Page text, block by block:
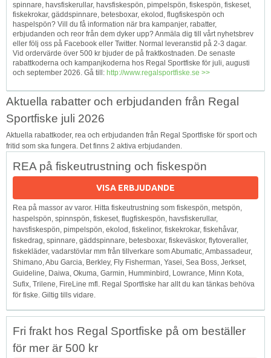
spinnare, havsfiskerullar, havsfiskespön, pimpelspön, fiskespön, fiskeset,
fiskekrokar, gäddspinnare, betesboxar, ekolod, flugfiskespön och
haspelspön? Vill du få information när bra kampanjer, rabatter,
erbjudanden och reor från dem dyker upp? Anmäla dig till vårt nyhetsbrev
eller följ oss på Facebook eller Twitter. Normal leveranstid på 2-3 dagar.
Vid ordervärde över 500 kr bjuder de på fraktkostnaden. De senaste
rabattkoderna och kampanjkoderna hos Regal Sportfiske för juli, augusti
och september 2026. Gå till: http://www.regalsportfiske.se >>
Aktuella rabatter och erbjudanden från Regal
Sportfiske juli 2026
Aktuella rabattkoder, rea och erbjudanden från Regal Sportfiske för sport och
fritid som ska fungera. Det finns 2 aktiva erbjudanden.
REA på fiskeutrustning och fiskespön
VISA ERBJUDANDE
Rea på massor av varor. Hitta fiskeutrustning som fiskespön, metspön,
haspelspön, spinnspön, fiskeset, flugfiskespön, havsfiskerullar,
havsfiskespön, pimpelspön, ekolod, fiskelinor, fiskekrokar, fiskehåvar,
fiskedrag, spinnare, gäddspinnare, betesboxar, fiskeväskor, flytoveraller,
fiskekläder, vadarstövlar mm från tillverkare som Abumatic, Ambassadeur,
Shimano, Abu Garcia, Berkley, Fly Fisherman, Yasei, Sea Boss, Jerkset,
Guideline, Daiwa, Okuma, Garmin, Humminbird, Lowrance, Minn Kota,
Sufix, Trilene, FireLine mfl. Regal Sportfiske har allt du kan tänkas behöva
för fiske. Giltig tills vidare.
Fri frakt hos Regal Sportfiske på om beställer
för mer är 500 kr